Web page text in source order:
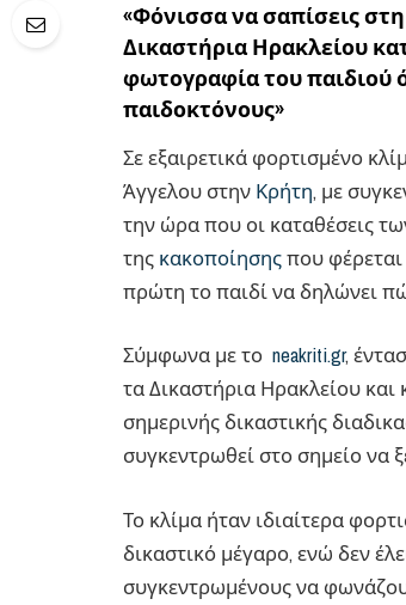
«Φόνισσα να σαπίσεις
Δικαστήρια Ηρακλείου
φωτογραφία του παιδιού
παιδοκτόνους»
Σε εξαιρετικά φορτισμένο
Άγγελου στην Κρήτη, με
την ώρα που οι καταθέσεις
της κακοποίησηςπου φέρεται
πρώτη το παιδί να δηλώνει
Σύμφωνα με το neakriti.gr,
τα Δικαστήρια Ηρακλείου
σημερινής δικαστικής
συγκεντρωθεί στο σημείο να
Το κλίμα ήταν ιδιαίτερα
δικαστικό μέγαρο, ενώ δεν
συγκεντρωμένους να